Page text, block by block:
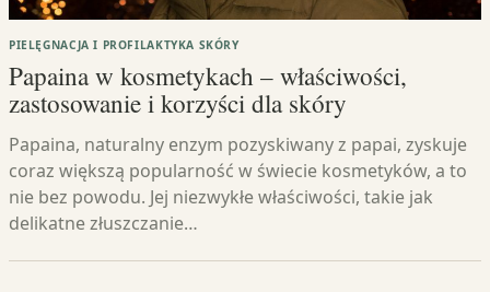
PIELĘGNACJA I PROFILAKTYKA SKÓRY
Papaina w kosmetykach – właściwości,
zastosowanie i korzyści dla skóry
Papaina, naturalny enzym pozyskiwany z papai, zyskuje
coraz większą popularność w świecie kosmetyków, a to
nie bez powodu. Jej niezwykłe właściwości, takie jak
delikatne złuszczanie…